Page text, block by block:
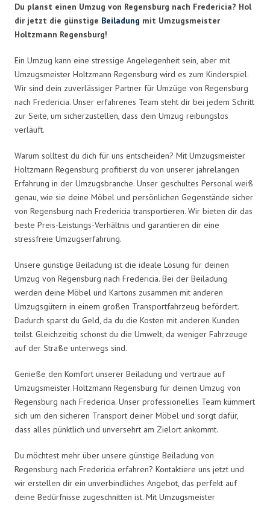
Du planst einen Umzug von Regensburg nach Fredericia? Hol
dir jetzt die günstige Beiladung mit Umzugsmeister
Holtzmann Regensburg!
Ein Umzug kann eine stressige Angelegenheit sein, aber mit
Umzugsmeister Holtzmann Regensburg wird es zum Kinderspiel.
Wir sind dein zuverlässiger Partner für Umzüge von Regensburg
nach Fredericia. Unser erfahrenes Team steht dir bei jedem Schritt
zur Seite, um sicherzustellen, dass dein Umzug reibungslos
verläuft.
Warum solltest du dich für uns entscheiden? Mit Umzugsmeister
Holtzmann Regensburg profitierst du von unserer jahrelangen
Erfahrung in der Umzugsbranche. Unser geschultes Personal weiß
genau, wie sie deine Möbel und persönlichen Gegenstände sicher
von Regensburg nach Fredericia transportieren. Wir bieten dir das
beste Preis-Leistungs-Verhältnis und garantieren dir eine
stressfreie Umzugserfahrung.
Unsere günstige Beiladung ist die ideale Lösung für deinen
Umzug von Regensburg nach Fredericia. Bei der Beiladung
werden deine Möbel und Kartons zusammen mit anderen
Umzugsgütern in einem großen Transportfahrzeug befördert.
Dadurch sparst du Geld, da du die Kosten mit anderen Kunden
teilst. Gleichzeitig schonst du die Umwelt, da weniger Fahrzeuge
auf der Straße unterwegs sind.
Genieße den Komfort unserer Beiladung und vertraue auf
Umzugsmeister Holtzmann Regensburg für deinen Umzug von
Regensburg nach Fredericia. Unser professionelles Team kümmert
sich um den sicheren Transport deiner Möbel und sorgt dafür,
dass alles pünktlich und unversehrt am Zielort ankommt.
Du möchtest mehr über unsere günstige Beiladung von
Regensburg nach Fredericia erfahren? Kontaktiere uns jetzt und
wir erstellen dir ein unverbindliches Angebot, das perfekt auf
deine Bedürfnisse zugeschnitten ist. Mit Umzugsmeister